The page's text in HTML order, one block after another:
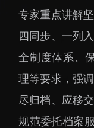
学位培养
学生工作
学生就业
教育动态
专家重点讲解
四同步、一列
全制度体系、
理等要求，强
尽归档、应移
规范委托档案